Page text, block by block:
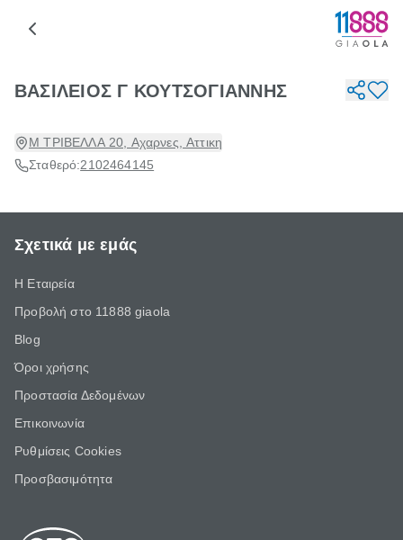
ΒΑΣΙΛΕΙΟΣ Γ ΚΟΥΤΣΟΓΙΑΝΝΗΣ
Μ ΤΡΙΒΕΛΛΑ 20, Αχαρνες, Αττικη
Σταθερό:2102464145
Σχετικά με εμάς
Η Εταιρεία
Προβολή στο 11888 giaola
Blog
Όροι χρήσης
Προστασία Δεδομένων
Επικοινωνία
Ρυθμίσεις Cookies
Προσβασιμότητα